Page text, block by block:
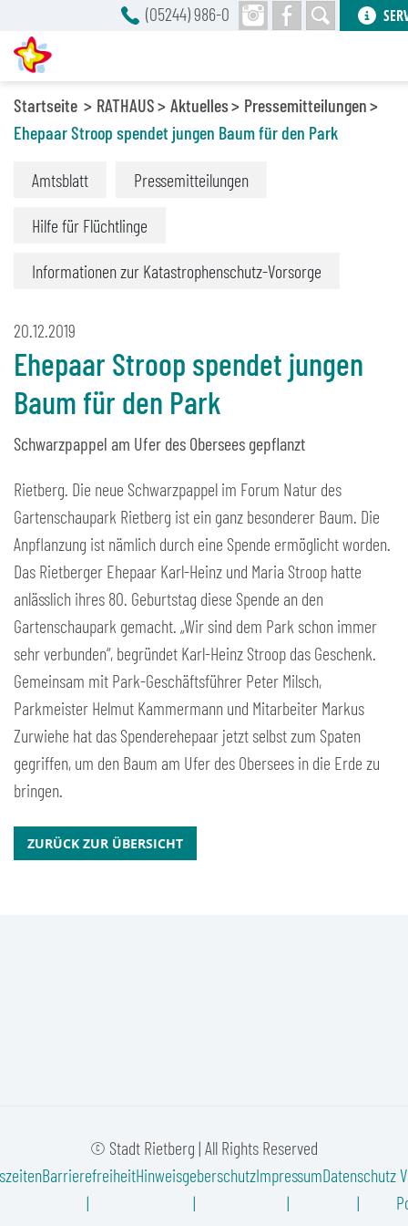
Startseite RATHAUS Aktuelles
Pressemitteilungen
Ehepaar Stroop spendet jungen Baum für den Park
Amtsblatt Pressemitteilungen
Hilfe für Flüchtlinge
Informationen zur Katastrophenschutz-Vorsorge
20.12.2019
Ehepaar Stroop spendet jungen
Baum für den Park
Schwarzpappel am Ufer des Obersees gepflanzt
Rietberg. Die neue Schwarzpappel im Forum Natur des
Gartenschaupark Rietberg ist ein ganz besonderer Baum. Die
Anpflanzung ist nämlich durch eine Spende ermöglicht worden.
Das Rietberger Ehepaar Karl-Heinz und Maria Stroop hatte
anlässlich ihres 80. Geburtstag diese Spende an den
Gartenschaupark gemacht. „Wir sind dem Park schon immer
sehr verbunden“, begründet Karl-Heinz Stroop das Geschenk.
Gemeinsam mit Park-Geschäftsführer Peter Milsch,
Parkmeister Helmut Kammermann und Mitarbeiter Markus
Zurwiehe hat das Spenderehepaar jetzt selbst zum Spaten
gegriffen, um den Baum am Ufer des Obersees in die Erde zu
bringen.
ZURÜCK ZUR ÜBERSICHT
© Stadt Rietberg | All Rights Reserved
BarrierefreiheitHinweisgeberschutzImpressumDatenschutz
(05244) 986-0